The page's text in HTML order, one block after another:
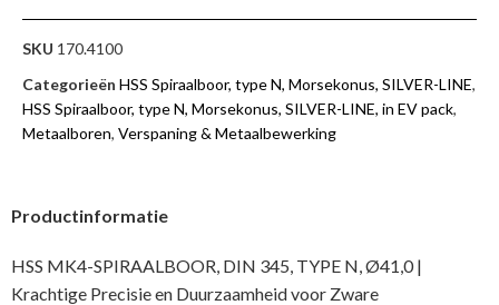
SKU 170.4100
Categorieën HSS Spiraalboor, type N, Morsekonus, SILVER-LINE,
HSS Spiraalboor, type N, Morsekonus, SILVER-LINE, in EV pack,
Metaalboren, Verspaning & Metaalbewerking
Productinformatie
HSS MK4-SPIRAALBOOR, DIN 345, TYPE N, Ø41,0 |
Krachtige Precisie en Duurzaamheid voor Zware